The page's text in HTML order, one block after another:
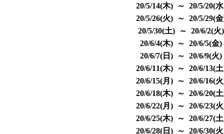
20/5/14(木) ～ 20/5/20(
20/5/26(火) ～ 20/5/29(
20/5/30(土) ～ 20/6/2(
20/6/4(木) ～ 20/6/5(
20/6/7(日) ～ 20/6/9(
20/6/11(木) ～ 20/6/13(
20/6/15(月) ～ 20/6/16(
20/6/18(木) ～ 20/6/20(
20/6/22(月) ～ 20/6/23(
20/6/25(木) ～ 20/6/27(
20/6/28(日) ～ 20/6/30(